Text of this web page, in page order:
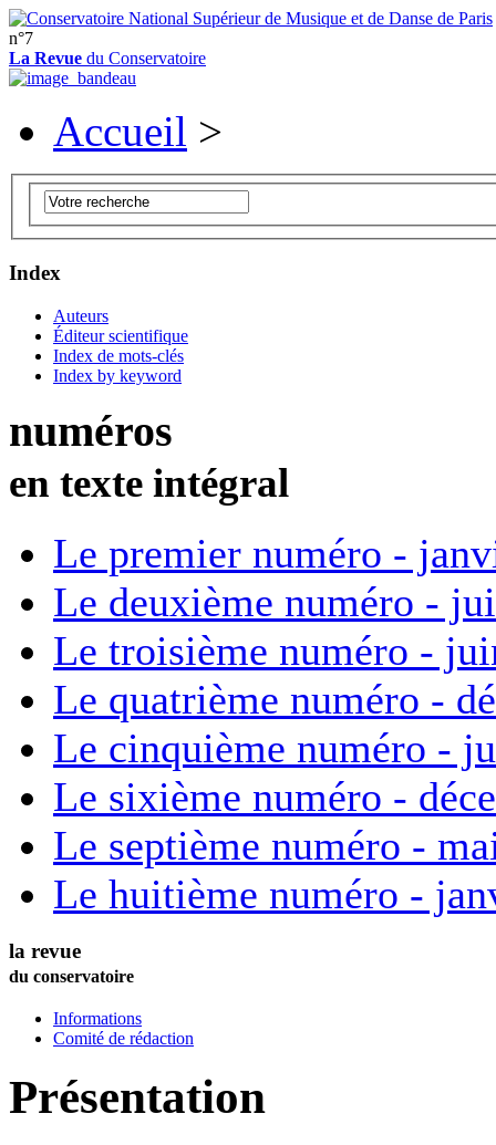
n°7
La Revue du Conservatoire
Accueil >
Index
Auteurs
Éditeur scientifique
Index de mots-clés
Index by keyword
numéros
en texte intégral
Le premier numéro -
Le deuxième numéro -
Le troisième numéro -
Le quatrième numéro -
Le cinquième numéro -
Le sixième numéro -
Le septième numéro -
Le huitième numéro -
la revue
du conservatoire
Informations
Comité de rédaction
Présentation